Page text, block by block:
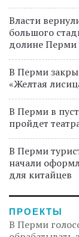
Власти
большого
долине Перми
В Перми
«Желтая
В Перми в
пройдет
В Перми
начали
для китайцев
ПРОЕКТЫ
В Перми